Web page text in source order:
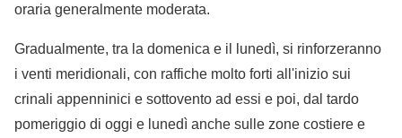
oraria generalmente moderata.
Gradualmente, tra la domenica e il lunedì, si rinforzeranno
i venti meridionali, con raffiche molto forti all'inizio sui
crinali appenninici e sottovento ad essi e poi, dal tardo
pomeriggio di oggi e lunedì anche sulle zone costiere e